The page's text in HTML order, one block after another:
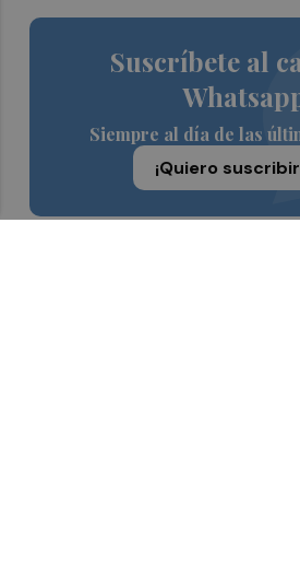
Suscríbete al
Siempre al día de las
¡Quiero